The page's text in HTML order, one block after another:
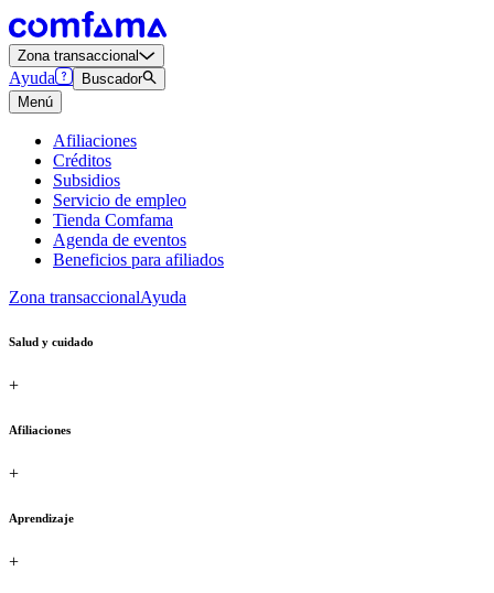
Zona transaccional
Ayuda
Buscador
Menú
Afiliaciones
Créditos
Subsidios
Servicio de empleo
Tienda Comfama
Agenda de eventos
Beneficios para afiliados
Zona transaccionalAyuda
Salud y cuidado
+
Afiliaciones
+
Aprendizaje
+